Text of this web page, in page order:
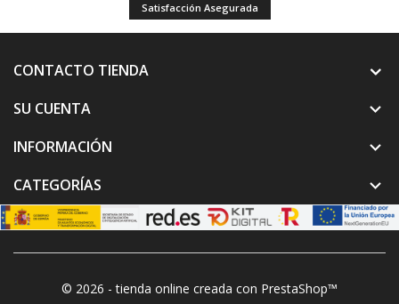
Satisfacción Asegurada
CONTACTO TIENDA
SU CUENTA

INFORMACIÓN 
CATEGORÍAS 
© 2026 - tienda online creada con PrestaShop™